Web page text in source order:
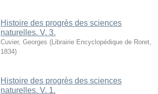
Histoire des progrès des sciences
naturelles. V. 3.
Cuvier, Georges ( Librairie Encyclopédique de Roret
1834)
Histoire des progrès des sciences
naturelles. V. 1.